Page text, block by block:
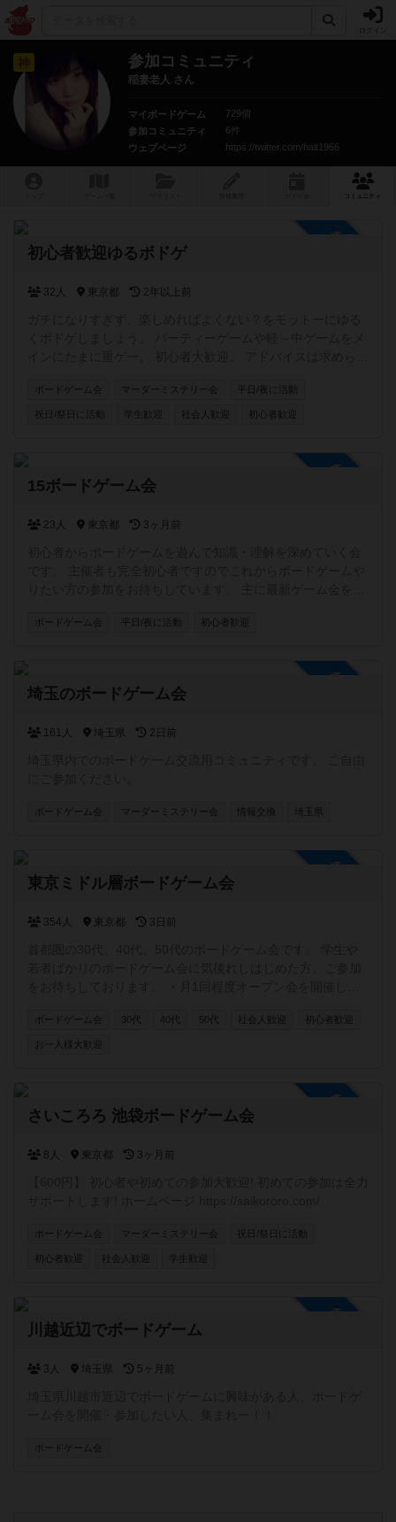
神 参加コミュニティ
稲妻老人 さん
マイボードゲーム
729個
参加コミュニティ
6件
ウェブページ
https://twitter.com/halt1966
コミュニティ
初心者歓迎ゆるボドゲ
32人 東京都 2年以上前
カフェなどでの開催になるかと思います。
ボードゲーム会 マーダーミステリー会 平日/夜に活動
祝日/祭日に活動 学生歓迎 社会人歓迎 初心者歓迎
15ボードゲーム会
23人 東京都 3ヶ月前
コロナ禍により状況を鑑みて開催を判断。 【定期ボドゲ会の
者が購入した最新ボドゲ、または各自が持ち込む最新ボド
ボードゲーム会 平日/夜に活動 初心者歓迎
埼玉のボードゲーム会
161人 埼玉県 2日前
ボードゲーム会 マーダーミステリー会 情報交換
東京ミドル層ボードゲーム会
354人 東京都 3日前
・安価に時間を気にせず遊べるよう、参加費500円、8時間以
上を目処としております。 ・参加費以外の名目で追加費用は
ボードゲーム会 30代 40代 50代 社会人歓迎 初心者歓迎
お一人様大歓迎
さいころろ 池袋ボードゲーム会
8人 東京都 3ヶ月前
ボードゲーム会 マーダーミステリー会 祝日/祭日に活動
初心者歓迎 社会人歓迎 学生歓迎
川越近辺でボードゲーム
3人 埼玉県 5ヶ月前
ボードゲーム会